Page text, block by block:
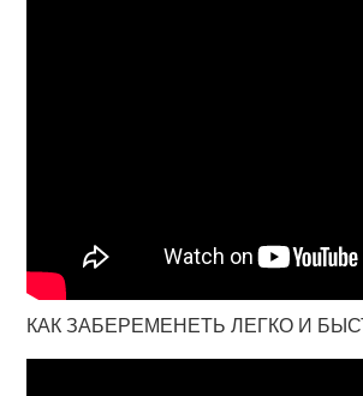
КАК ЗАБЕРЕМЕНЕТЬ ЛЕГКО И